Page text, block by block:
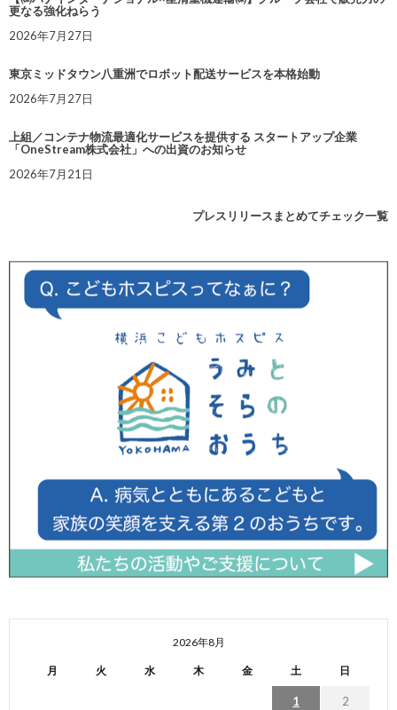
更なる強化ねらう
2026年7月27日
東京ミッドタウン八重洲でロボット配送サービスを本格始動
2026年7月27日
上組／コンテナ物流最適化サービスを提供する スタートアップ企業
「OneStream株式会社」への出資のお知らせ
2026年7月21日
プレスリリースまとめてチェック一覧
2026年8月
月 火 水 木 金 土 日
1 2